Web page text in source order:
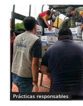
Prácticas responsables